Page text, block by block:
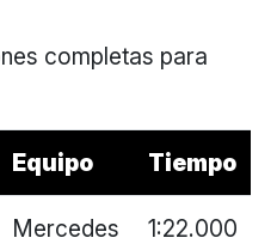
completas para
Equipo Tiempo
Mercedes 1:22.000